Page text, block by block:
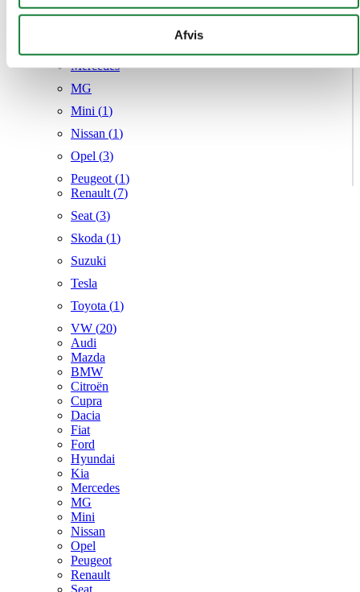
kan kombinere disse data med andre oplysninger, du har
givet dem, eller som de har indsamlet fra din brug af deres
tjenester.
Afvis
Hyundai (7)
Kia (4)
Mercedes
MG
Mini (1)
Nissan (1)
Opel (3)
Peugeot (1)
Renault (7)
Seat (3)
Skoda (1)
Suzuki
Tesla
Toyota (1)
VW (20)
Audi
Mazda
BMW
Citroën
Cupra
Dacia
Fiat
Ford
Hyundai
Kia
Mercedes
MG
Mini
Nissan
Opel
Peugeot
Renault